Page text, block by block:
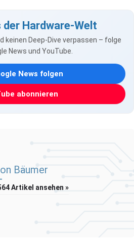
der Hardware-Welt
keinen Deep-Dive verpassen – folge
News und YouTube.
News folgen
abonnieren
Bäumer
Artikel ansehen »